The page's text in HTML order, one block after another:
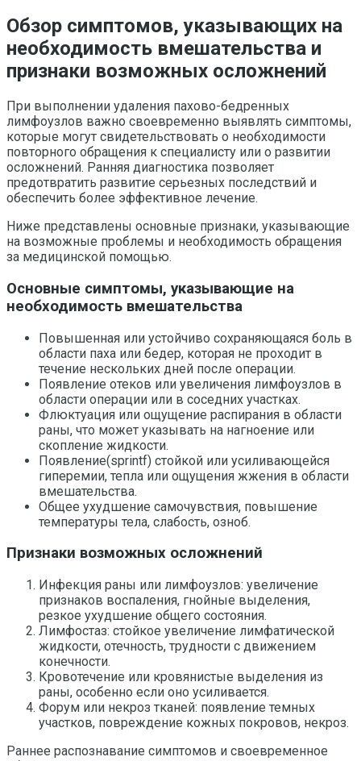
Обзор симптомов, указывающих на
необходимость вмешательства и
признаки возможных осложнений
При выполнении удаления пахово-бедренных
лимфоузлов важно своевременно выявлять симптомы,
которые могут свидетельствовать о необходимости
повторного обращения к специалисту или о развитии
осложнений. Ранняя диагностика позволяет
предотвратить развитие серьезных последствий и
обеспечить более эффективное лечение.
Ниже представлены основные признаки, указывающие
на возможные проблемы и необходимость обращения
за медицинской помощью.
Основные симптомы, указывающие на
необходимость вмешательства
Повышенная или устойчиво сохраняющаяся боль в
области паха или бедер, которая не проходит в
течение нескольких дней после операции.
Появление отеков или увеличения лимфоузлов в
области операции или в соседних участках.
Флюктуация или ощущение распирания в области
раны, что может указывать на нагноение или
скопление жидкости.
Появление(sprintf) стойкой или усиливающейся
гиперемии, тепла или ощущения жжения в области
вмешательства.
Общее ухудшение самочувствия, повышение
температуры тела, слабость, озноб.
Признаки возможных осложнений
Инфекция раны или лимфоузлов: увеличение
признаков воспаления, гнойные выделения,
резкое ухудшение общего состояния.
Лимфостаз: стойкое увеличение лимфатической
жидкости, отечность, трудности с движением
конечности.
Кровотечение или кровянистые выделения из
раны, особенно если оно усиливается.
Форум или некроз тканей: появление темных
участков, повреждение кожных покровов, некроз.
Раннее распознавание симптомов и своевременное